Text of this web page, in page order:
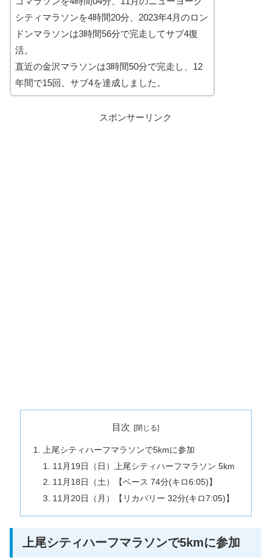
シティマラソンを4時間20分、2023年4月のロン
ドンマラソンは3時間56分で完走してサブ4復
活。
直近の金沢マラソンは3時間50分で完走し、12
年間で15回、サブ4を達成しました。
スポンサーリンク
目次
上尾シティハーフマラソンで5kmに参加
11月19日（日）上尾シティハーフマラソン 5km
11月18日（土）【ベース 74分(キロ6:05)】
11月20日（月）【リカバリー 32分(キロ7:05)】
上尾シティハーフマラソンで5kmに参加